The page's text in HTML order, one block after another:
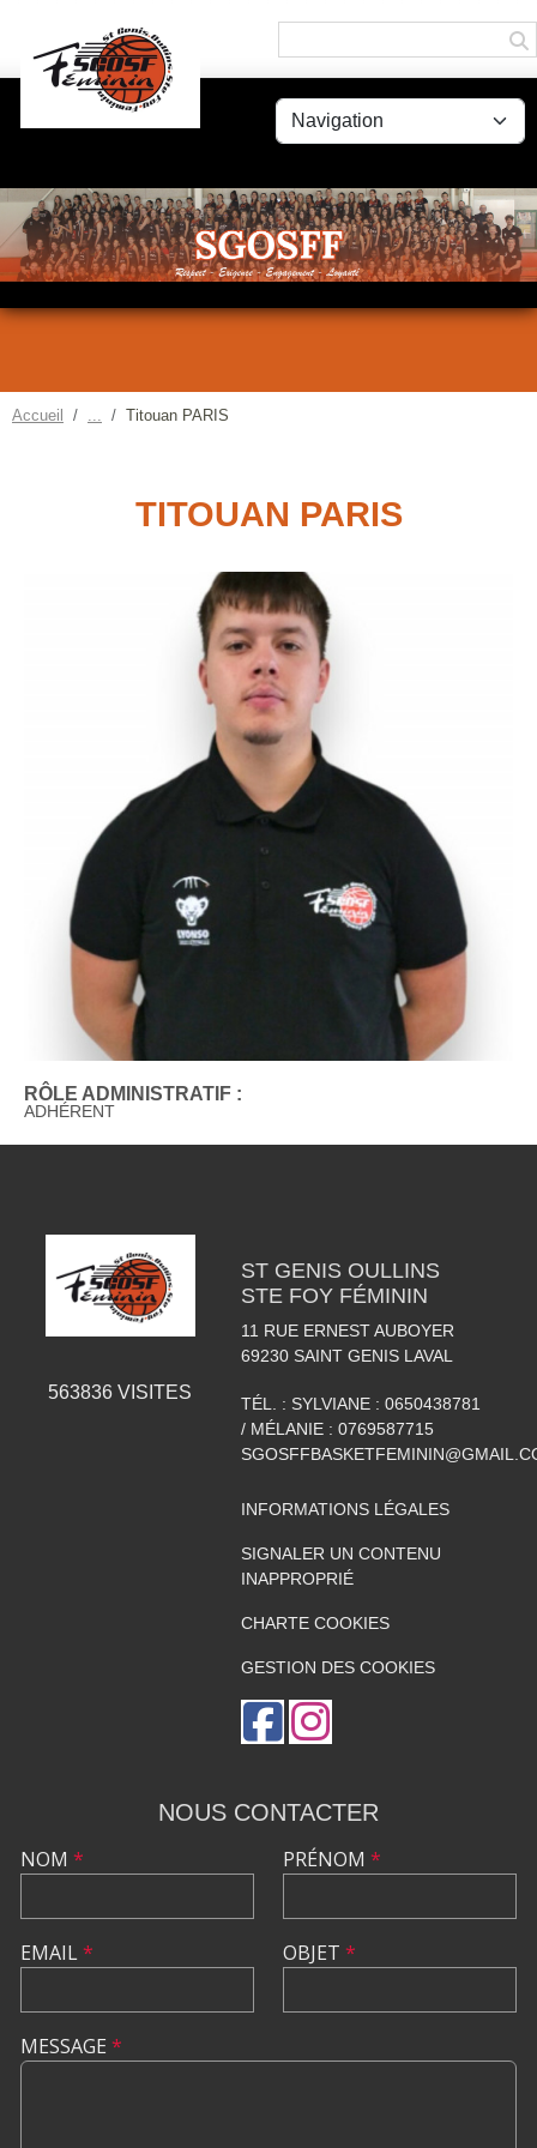
Accueil Titouan PARIS
TITOUAN PARIS
RÔLE ADMINISTRATIF :
ADHÉRENT
563836 VISITES
ST GENIS OULLINS
STE FOY FÉMININ
11 RUE ERNEST AUBOYER
69230 SAINT GENIS LAVAL
TÉL. : SYLVIANE : 0650438781
/ MÉLANIE : 0769587715
INFORMATIONS LÉGALES
SIGNALER UN CONTENU
INAPPROPRIÉ
CHARTE COOKIES
GESTION DES COOKIES
NOUS CONTACTER
NOM *
EMAIL*
PRÉNOM *
OBJET *
MESSAGE *